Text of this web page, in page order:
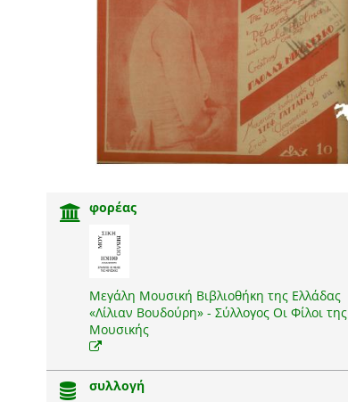
φορέας
Μεγάλη Μουσική Βιβλιοθήκη της Ελλάδας
«Λίλιαν Βουδούρη» - Σύλλογος Οι Φίλοι της
Μουσικής
συλλογή